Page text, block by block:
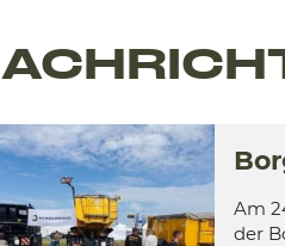
Am
der